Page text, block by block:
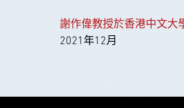
謝作偉教授於香港中文大
2021年12月